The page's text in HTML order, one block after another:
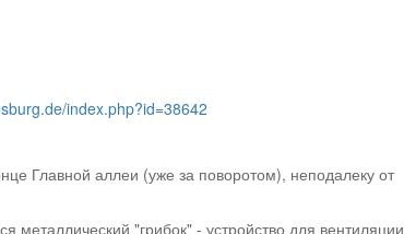
index.php?id=38642
Главной аллеи (уже за поворотом), неподалеку от
"грибок" - устройство для вентиляции